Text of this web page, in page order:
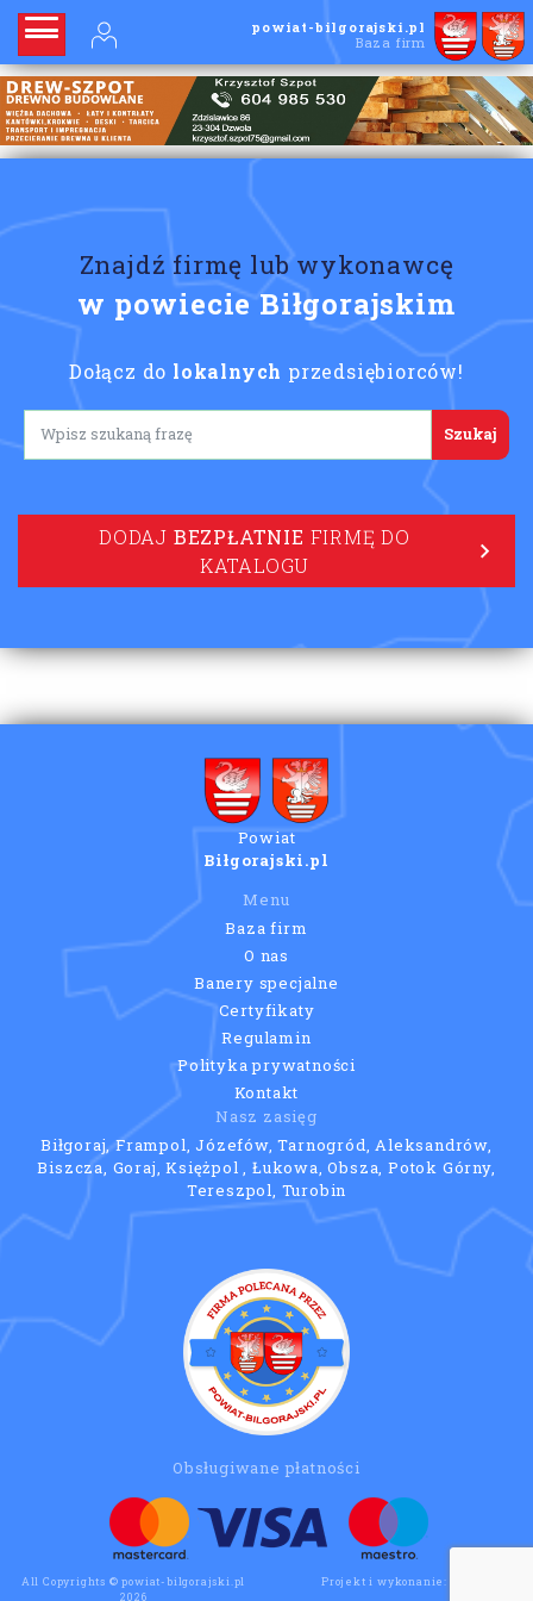
powiat-bilgorajski.pl
Baza firm
Znajdź firmę lub wykonawcę
w powiecie Biłgorajskim
Dołącz do lokalnych przedsiębiorców!
Lorem ipsum
DODAJ BEZPŁATNIE FIRMĘ DO
KATALOGU
Powiat
Biłgorajski.pl
Menu
Baza firm
O nas
Banery specjalne
Certyfikaty
Regulamin
Polityka prywatności
Kontakt
Nasz zasięg
Biłgoraj, Frampol, Józefów, Tarnogród, Aleksandrów,
Biszcza, Goraj, Księżpol , Łukowa, Obsza, Potok Górny,
Tereszpol, Turobin
Obsługiwane płatności
All Copyrights © powiat-bilgorajski.pl
2026
Projekt i wykonanie: